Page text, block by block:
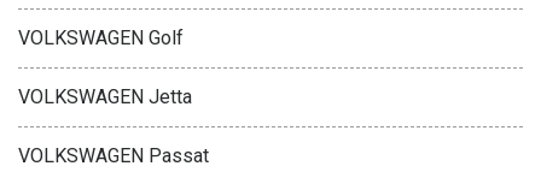
VOLKSWAGEN Golf
VOLKSWAGEN Jetta
VOLKSWAGEN Passat